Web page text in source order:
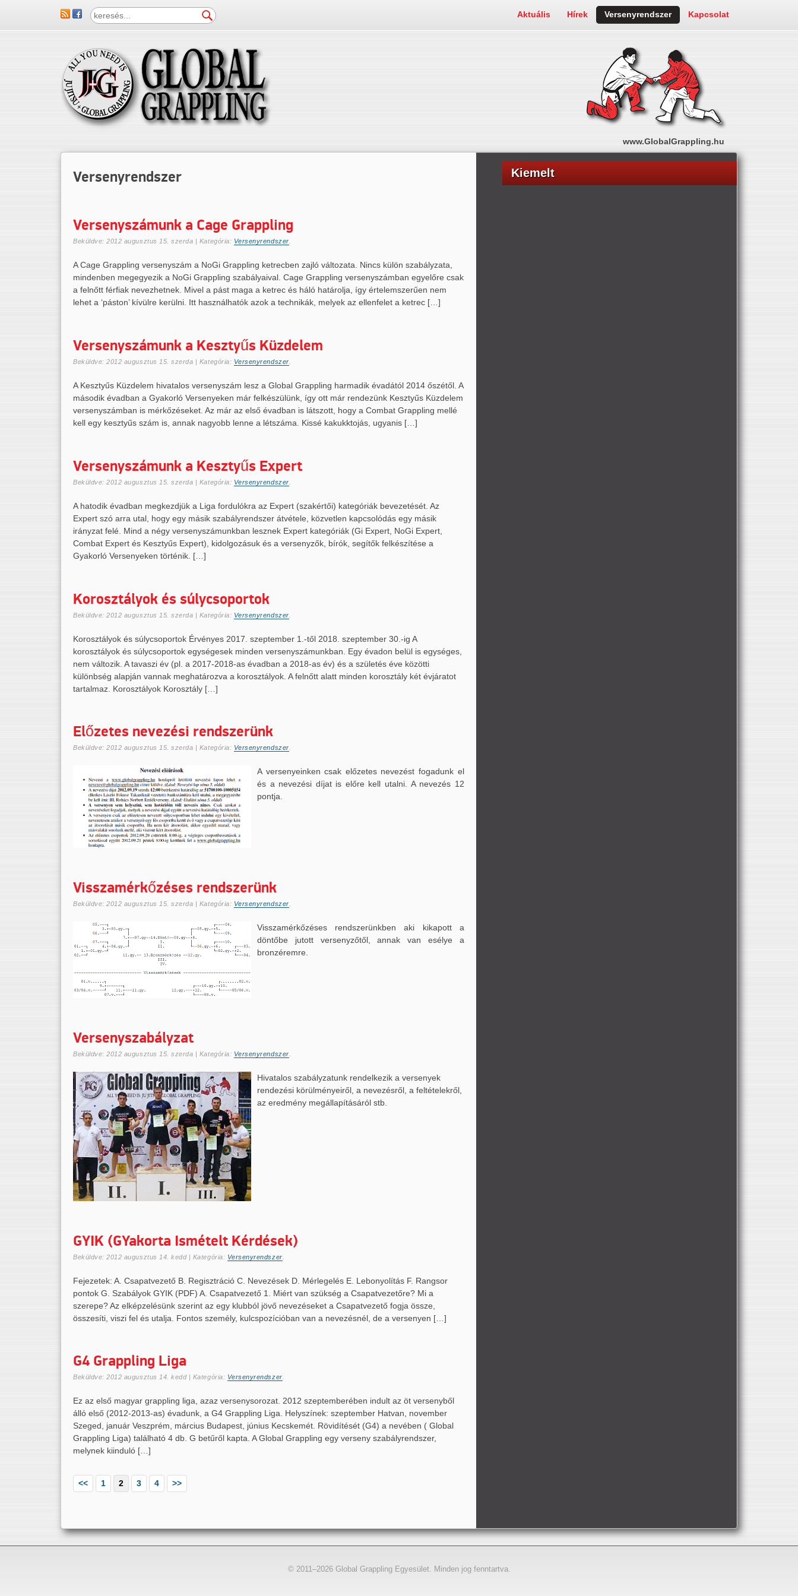
www.GlobalGrappling.hu
Aktuális Hírek Versenyrendszer Kapcsolat
Versenyrendszer
Versenyszámunk a Cage Grappling
Beküldve:2012 augusztus 15. szerda | Kategória: Versenyrendszer
A Cage Grappling versenyszám a NoGi Grappling ketrecben zajló változata. Nincs külön szabályzata,
mindenben megegyezik a NoGi Grappling szabályaival. Cage Grappling versenyszámban egyelőre csak
a felnőtt férfiak nevezhetnek. Mivel a pást maga a ketrec és háló határolja, így értelemszerűen nem
lehet a ‘páston’ kívülre kerülni. Itt használhatók azok a technikák, melyek az ellenfelet a ketrec […]
Versenyszámunk a Kesztyűs Küzdelem
Beküldve:2012 augusztus 15. szerda | Kategória: Versenyrendszer
A Kesztyűs Küzdelem hivatalos versenyszám lesz a Global Grappling harmadik évadától 2014 őszétől. A
második évadban a Gyakorló Versenyeken már felkészülünk, így ott már rendezünk Kesztyűs Küzdelem
versenyszámban is mérkőzéseket. Az már az első évadban is látszott, hogy a Combat Grappling mellé
kell egy kesztyűs szám is, annak nagyobb lenne a létszáma. Kissé kakukktojás, ugyanis […]
Versenyszámunk a Kesztyűs Expert
Beküldve:2012 augusztus 15. szerda | Kategória: Versenyrendszer
A hatodik évadban megkezdjük a Liga fordulókra az Expert (szakértői) kategóriák bevezetését. Az
Expert szó arra utal, hogy egy másik szabályrendszer átvétele, közvetlen kapcsolódás egy másik
irányzat felé. Mind a négy versenyszámunkban lesznek Expert kategóriák (Gi Expert, NoGi Expert,
Combat Expert és Kesztyűs Expert), kidolgozásuk és a versenyzők, bírók, segítők felkészítése a
Gyakorló Versenyeken történik. […]
Korosztályok és súlycsoportok
Beküldve:2012 augusztus 15. szerda | Kategória: Versenyrendszer
Korosztályok és súlycsoportok Érvényes 2017. szeptember 1.-től 2018. szeptember 30.-ig A
korosztályok és súlycsoportok egységesek minden versenyszámunkban. Egy évadon belül is egységes,
nem változik. A tavaszi év (pl. a 2017-2018-as évadban a 2018-as év) és a születés éve közötti
különbség alapján vannak meghatározva a korosztályok. A felnőtt alatt minden korosztály két évjáratot
tartalmaz. Korosztályok Korosztály […]
Előzetes nevezési rendszerünk
Beküldve:2012 augusztus 15. szerda | Kategória: Versenyrendszer
A versenyeinken csak előzetes nevezést fogadunk el
és a nevezési díjat is előre kell utalni. A nevezés 12
pontja.
Visszamérkőzéses rendszerünk
Beküldve:2012 augusztus 15. szerda | Kategória: Versenyrendszer
Visszamérkőzéses rendszerünkben aki kikapott a
döntőbe jutott versenyzőtől, annak van esélye a
bronzéremre.
Versenyszabályzat
Beküldve:2012 augusztus 15. szerda | Kategória: Versenyrendszer
Hivatalos szabályzatunk rendelkezik a versenyek
rendezési körülményeiről, a nevezésről, a feltételekről,
az eredmény megállapításáról stb.
GYIK (GYakorta Ismételt Kérdések)
Beküldve:2012 augusztus 14. kedd| Kategória: Versenyrendszer
Fejezetek: A. Csapatvezető B. Regisztráció C. Nevezések D. Mérlegelés E. Lebonyolítás F. Rangsor
pontok G. Szabályok GYIK (PDF) A. Csapatvezető 1. Miért van szükség a Csapatvezetőre? Mi a
szerepe? Az elképzelésünk szerint az egy klubból jövő nevezéseket a Csapatvezető fogja össze,
összesíti, viszi fel és utalja. Fontos személy, kulcspozícióban van a nevezésnél, de a versenyen […]
G4 Grappling Liga
Beküldve:2012 augusztus 14. kedd| Kategória: Versenyrendszer.
Ez az első magyar grappling liga, azaz versenysorozat. 2012 szeptemberében indult az öt versenyből
álló első (2012-2013-as) évadunk, a G4 Grappling Liga. Helyszínek: szeptember Hatvan, november
Szeged, január Veszprém, március Budapest, június Kecskemét. Rövidítését (G4) a nevében ( Global
Grappling Liga) található 4 db. G betűről kapta. A Global Grappling egy verseny szabályrendszer,
melynek kiinduló […]
<< 1 2 3 4 >>
Kiemelt
© 2011–2026 Global Grappling Egyesület. Minden jog fenntartva.